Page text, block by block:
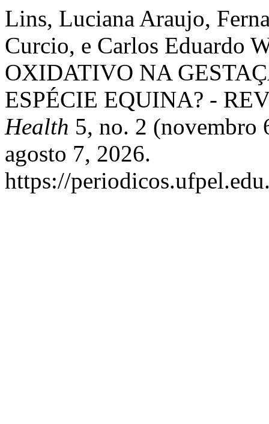
Lins, Luciana Araujo,
Curcio, e Carlos Eduardo
OXIDATIVO NA
ESPÉCIE EQUINA? -
Health 5, no. 2 (novembro
agosto 7, 2026.
https://